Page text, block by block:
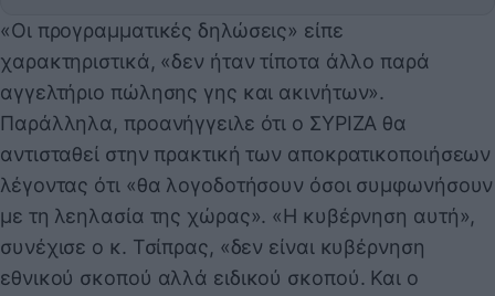
«Οι προγραμματικές δηλώσεις» είπε
χαρακτηριστικά, «δεν ήταν τίποτα άλλο παρά
αγγελτήριο πώλησης γης και ακινήτων».
Παράλληλα, προανήγγειλε ότι ο ΣΥΡΙΖΑ θα
αντισταθεί στην πρακτική των αποκρατικοποιήσεων
λέγοντας ότι «θα λογοδοτήσουν όσοι συμφωνήσουν
με τη λεηλασία της χώρας». «Η κυβέρνηση αυτή»,
συνέχισε ο κ. Τσίπρας, «δεν είναι κυβέρνηση
εθνικού σκοπού αλλά ειδικού σκοπού. Και ο